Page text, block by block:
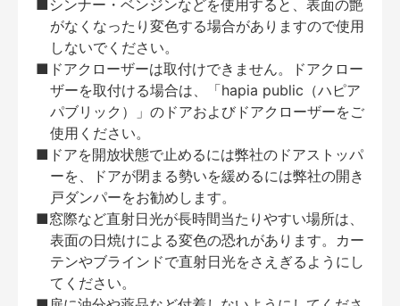
■シンナー・ベンジンなどを使用すると、表面の艶
がなくなったり変色する場合がありますので使用
しないでください。
■ドアクローザーは取付けできません。ドアクロー
ザーを取付ける場合は、「hapia public（ハピア
パブリック）」のドアおよびドアクローザーをご
使用ください。
■ドアを開放状態で止めるには弊社のドアストッパ
ーを、ドアが閉まる勢いを緩めるには弊社の開き
戸ダンパーをお勧めします。
■窓際など直射日光が長時間当たりやすい場所は、
表面の日焼けによる変色の恐れがあります。カー
テンやブラインドで直射日光をさえぎるようにし
てください。